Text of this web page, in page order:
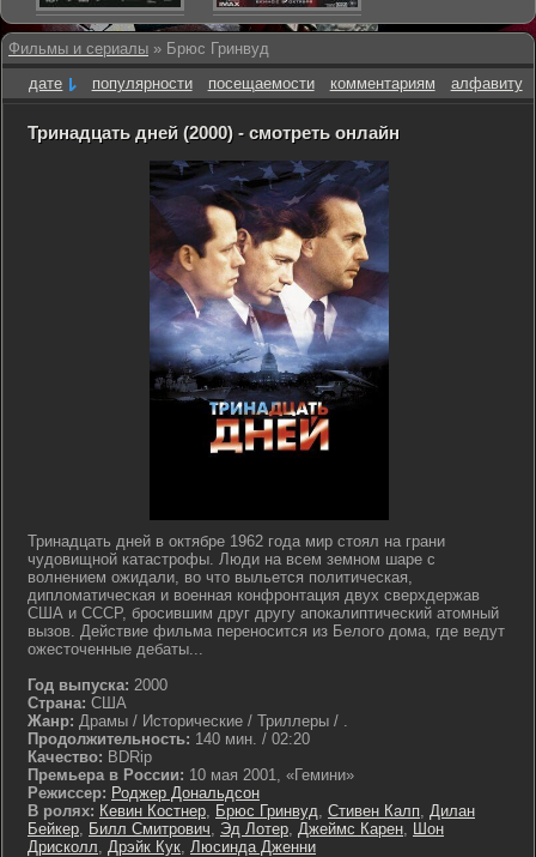
Фильмы и сериалы » Брюс Гринвуд
дате
популярности посещаемости комментариям алфавиту
Тринадцать дней (2000) - смотреть онлайн
Тринадцать дней в октябре 1962 года мир стоял на грани
чудовищной катастрофы. Люди на всем земном шаре с
волнением ожидали, во что выльется политическая,
дипломатическая и военная конфронтация двух сверхдержав
США и СССР, бросившим друг другу апокалиптический атомный
вызов. Действие фильма переносится из Белого дома, где ведут
ожесточенные дебаты...
Год выпуска: 2000
Страна: США
Жанр: Драмы / Исторические / Триллеры / .
Продолжительность: 140 мин. / 02:20
Качество: BDRip
Премьера в России: 10 мая 2001, «Гемини»
Режиссер: Роджер Дональдсон
В ролях: Кевин Костнер, Брюс Гринвуд, Стивен Калп, Дилан
Бейкер, Билл Смитрович, Эд Лотер, Джеймс Карен, Шон
Дрисколл, Дрэйк Кук, Люсинда Дженни